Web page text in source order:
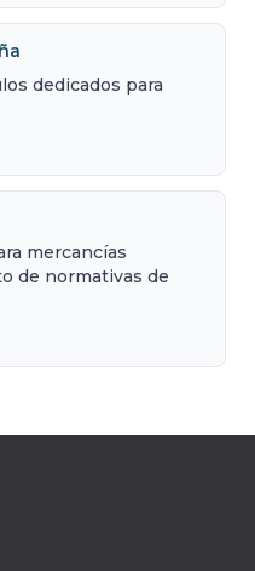
dedicados para
mercancías
de normativas de